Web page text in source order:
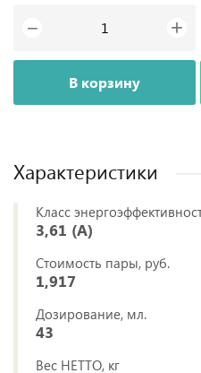
− +
В корзину
Характеристики
Класс
3,61 (A)
Стоимость пары, руб.
1,917
Дозирование, мл.
43
Вес НЕТТО, кг